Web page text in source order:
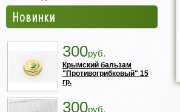
Новинки
300руб.
Крымский бальзам
"Противогрибковый" 15
гр.
300руб.